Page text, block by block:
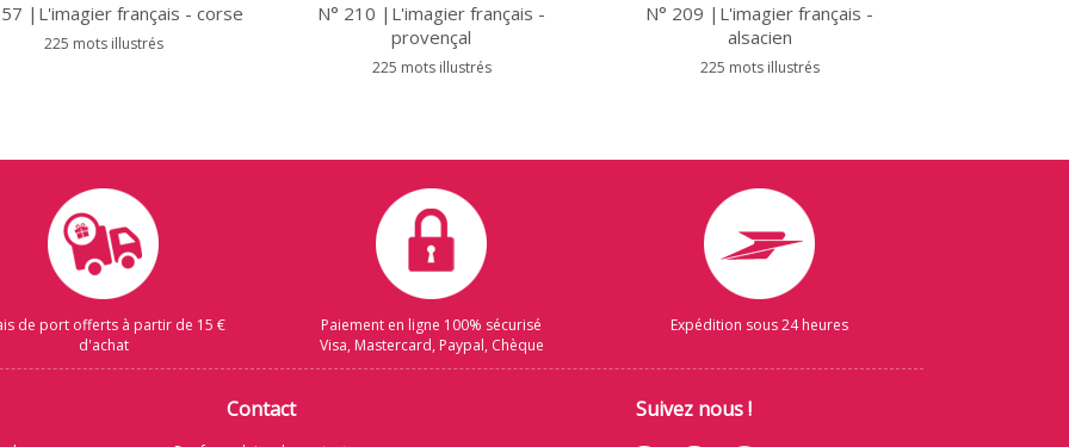
|L'imagier français - corse
225 mots illustrés
N° 210 |L'imagier français -
provençal
225 mots illustrés
N° 209 |L'imagier français -
alsacien
225 mots illustrés
de port offerts à partir de 15 €
d'achat
Paiement en ligne 100% sécurisé
Visa, Mastercard, Paypal, Chèque
Expédition sous 24 heures
Contact Suivez nous !